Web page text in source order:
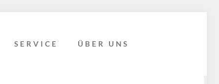
SERVICE ÜBER UNS